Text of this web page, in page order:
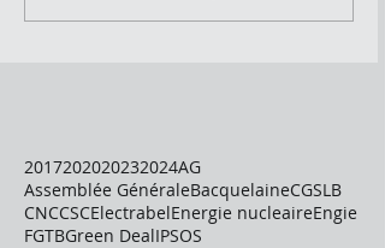
2017202020232024AG
Assemblée GénéraleBacquelaineCGSLB
CNCCSCElectrabelEnergie nucleaireEngie
FGTBGreen DealIPSOS